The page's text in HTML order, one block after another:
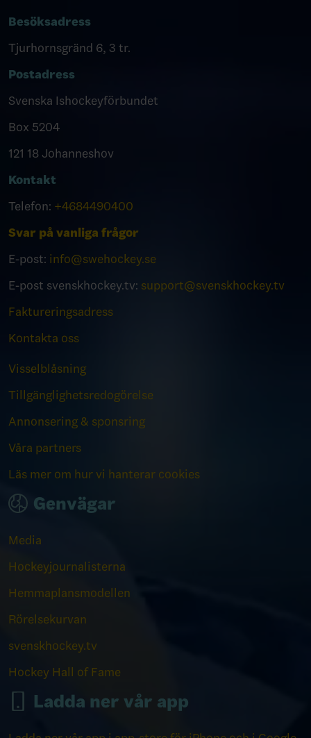
Besöksadress
Tjurhornsgränd 6, 3 tr.
Postadress
Svenska Ishockeyförbundet
Box 5204
121 18 Johanneshov
Kontakt
Telefon: +4684490400
Svar på vanliga frågor
E-post: info@swehockey.se
E-post svenskhockey.tv: support@svenskhockey.tv
Faktureringsadress
Kontakta oss
Visselblåsning
Tillgänglighetsredogörelse
Annonsering & sponsring
Våra partners
Läs mer om hur vi hanterar cookies
Genvägar
Media
Hockeyjournalisterna
Hemmaplansmodellen
Rörelsekurvan
svenskhockey.tv
Hockey Hall of Fame
Ladda ner vår app